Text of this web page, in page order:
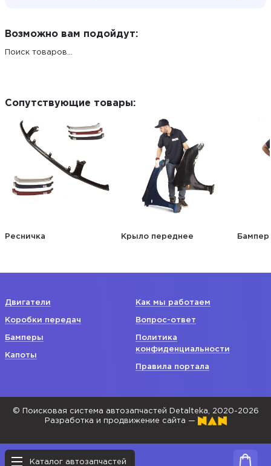
Каталог автозапчастей
Возможно вам подойдут:
Поиск товаров...
Сопутствующие товары:
Ресничка Крыло переднее Бампер
Двигатели
Коробки передач
Бамперы
Капоты
Как мы работаем
Вопрос-ответ
Политика
конфиденциальности
Правила портала
© Поисковая система автозапчастей Detalteka, 2020-2026
Разработка и продвижение сайта —